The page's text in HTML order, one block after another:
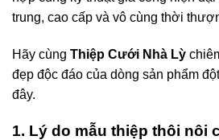
trung, cao cấp và vô cùng thời
Hãy cùng Thiệp Cưới Nhà Lỳ
đẹp độc đáo của dòng sản phẩm
đây.
1. Lý do mẫu thiệp thôi nôi